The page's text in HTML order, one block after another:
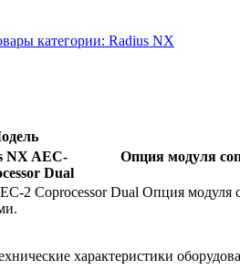
категории: Radius NX
NX AEC-
Dual
Опция модуля
2 Coprocessor Dual Опция модуля
характеристики